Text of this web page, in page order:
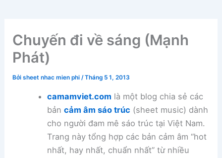
Chuyến đi về sáng (Mạnh
Phát)
Bởisheet nhac mien phi/Tháng 5 1, 2013
camamviet.com là một blog chia sẻ các
bản cảm âm sáo trúc (sheet music) dành
cho người đam mê sáo trúc tại Việt Nam.
Trang này tổng hợp các bản cảm âm “hot
nhất, hay nhất, chuẩn nhất” từ nhiều